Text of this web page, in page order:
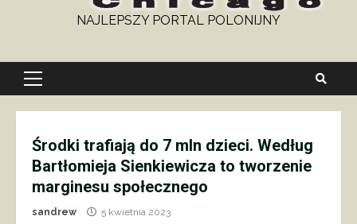
NAJLEPSZY PORTAL POLONIJNY
Primary
Środki trafiają do 7 mln dzieci. Według
Bartłomieja Sienkiewicza to tworzenie
marginesu społecznego
sandrew 5 kwietnia 2023